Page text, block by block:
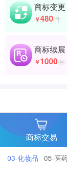
商标变更
￥480/件
商标续展
￥1000/件
商标交易
03-化妆品 05-医药